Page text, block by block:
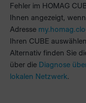
Fehler im HOMAG
Ihnen angezeigt,
Adresse
Ihren CUBE
Alternativ finden Sie
über die Diagnose
lokalen Netzwerk.